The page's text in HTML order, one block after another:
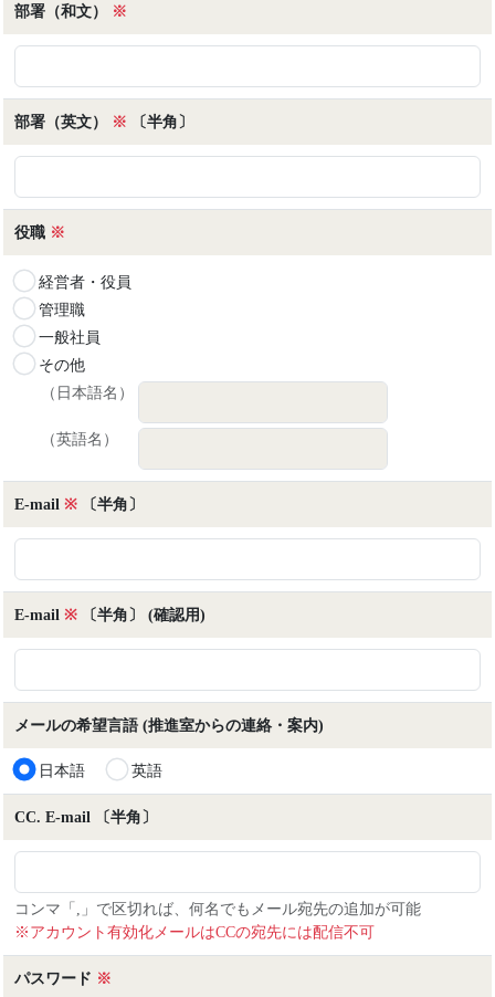
部署（和文） ※
部署（英文） ※ 〔半角〕
役職 ※
経営者・役員
管理職
一般社員
その他
（日本語名）
（英語名）
E-mail ※ 〔半角〕
E-mail ※ 〔半角〕 (確認用)
メールの希望言語 (推進室からの連絡・案内)
日本語 英語
CC. E-mail 〔半角〕
コンマ「,」で区切れば、何名でもメール宛先の追加が可能
※アカウント有効化メールはCCの宛先には配信不可
パスワード ※